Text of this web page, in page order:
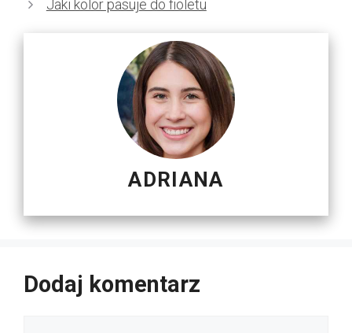
Jaki kolor pasuje do fioletu
ADRIANA
Dodaj komentarz